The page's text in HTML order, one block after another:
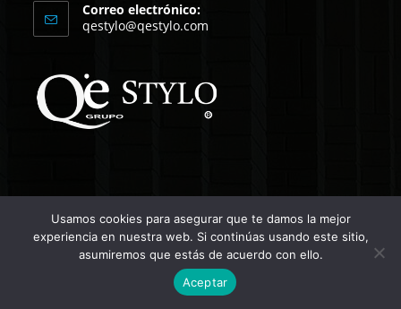
Correo electrónico:
qestylo@qestylo.com
aplicación
Copyright Qestylo
Usamos cookies para asegurar que te damos la mejor
experiencia en nuestra web. Si continúas usando este sitio,
asumiremos que estás de acuerdo con ello.
Aceptar